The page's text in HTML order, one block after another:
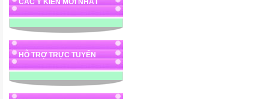
CÁC Ý KIẾN MỚI NHẤT
HỖ TRỢ TRỰC TUYẾN